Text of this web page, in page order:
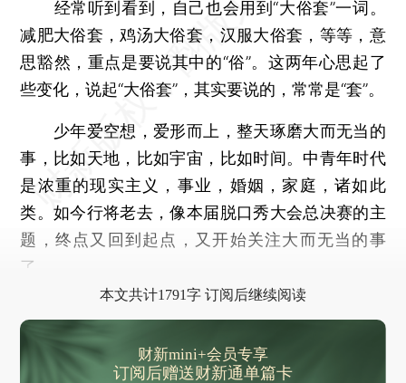
经常听到看到，自己也会用到“大俗套”一词。
减肥大俗套，鸡汤大俗套，汉服大俗套，等等，意
思豁然，重点是要说其中的“俗”。这两年心思起了
些变化，说起“大俗套”，其实要说的，常常是“套”。
少年爱空想，爱形而上，整天琢磨大而无当的
事，比如天地，比如宇宙，比如时间。中青年时代
是浓重的现实主义，事业，婚姻，家庭，诸如此
类。如今行将老去，像本届脱口秀大会总决赛的主
题，终点又回到起点，又开始关注大而无当的事
了。
本文共计1791字 订阅后继续阅读
财新mini+会员专享
订阅后赠送财新通单篇卡